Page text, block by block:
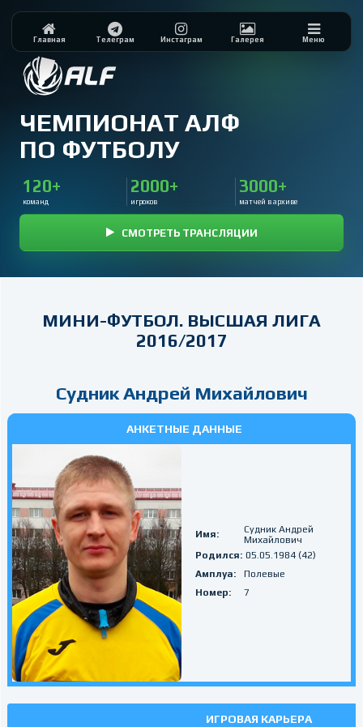
ЧЕМПИОНАТ АЛФ
ПО ФУТБОЛУ
120+
команд
2000+
игроков
3000+
матчей в архиве
СМОТРЕТЬ ТРАНСЛЯЦИИ
Главная Телеграм Инстаграм Галерея Меню
МИНИ-ФУТБОЛ. ВЫСШАЯ ЛИГА
2016/2017
Судник Андрей Михайлович
АНКЕТНЫЕ ДАННЫЕ
Имя:
Судник Андрей
Михайлович
Родился: 05.05.1984 (42)
Амплуа:
Полевые
Номер:
7
ИГРОВАЯ КАРЬЕРА